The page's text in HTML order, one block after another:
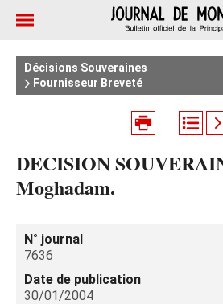
Décisions Souveraines
Fournisseur Breveté
DECISION
Moghadam.
N° journal
7636
Date de publication
30/01/2004